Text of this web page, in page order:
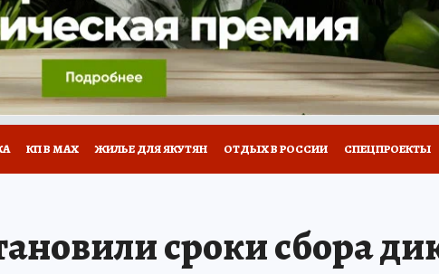
КП В МАХ ЖИЛЬЕ ДЛЯ ЯКУТЯН ОТДЫХ В РОССИИ СПЕЦПРОЕКТЫ
сроки сбора